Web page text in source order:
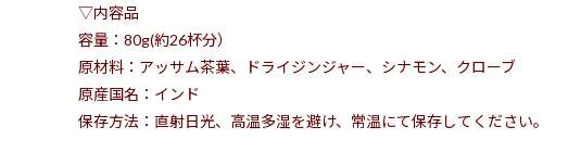
▽内容品
容量：80g(約26杯分）
原材料：アッサム茶葉、ドライジンジャー、シナモン、クローブ
原産国名：インド
保存方法：直射日光、高温多湿を避け、常温にて保存してください。